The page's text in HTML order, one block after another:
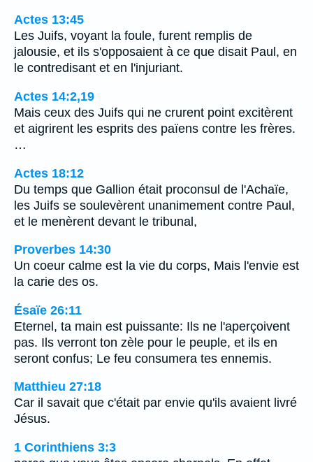
Actes 13:45
Les Juifs, voyant la foule, furent remplis de
jalousie, et ils s'opposaient à ce que disait Paul, en
le contredisant et en l'injuriant.
Actes 14:2,19
Mais ceux des Juifs qui ne crurent point excitèrent
et aigrirent les esprits des païens contre les frères.
…
Actes 18:12
Du temps que Gallion était proconsul de l'Achaïe,
les Juifs se soulevèrent unanimement contre Paul,
et le menèrent devant le tribunal,
Proverbes 14:30
Un coeur calme est la vie du corps, Mais l'envie est
la carie des os.
Ésaïe 26:11
Eternel, ta main est puissante: Ils ne l'aperçoivent
pas. Ils verront ton zèle pour le peuple, et ils en
seront confus; Le feu consumera tes ennemis.
Matthieu 27:18
Car il savait que c'était par envie qu'ils avaient livré
Jésus.
1 Corinthiens 3:3